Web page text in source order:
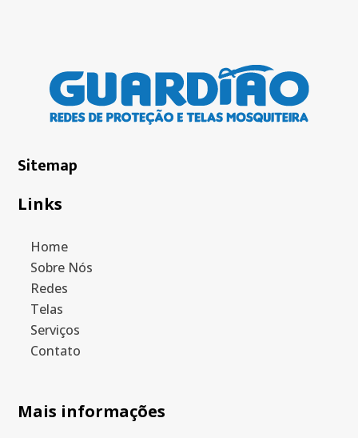
Sitemap
Links
Home
Sobre Nós
Redes
Telas
Serviços
Contato
Mais informações